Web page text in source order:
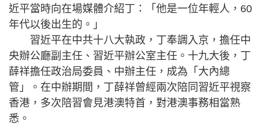
近平當時向在場媒體介紹丁：「他是一位年輕人，60
年代以後出生的。」
習近平在中共十八大執政，丁奉調入京，擔任中
央辦公廳副主任、習近平辦公室主任。十九大後，丁
薛祥擔任政治局委員、中辦主任，成為「大內總
管」。在中辦期間，丁薛祥曾經兩次陪同習近平視察
香港，多次陪習會見港澳特首，對港澳事務相當熟
悉。